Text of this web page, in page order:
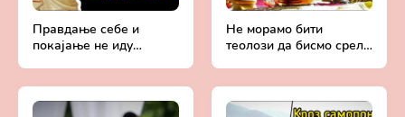
Правдање себе и
покајање не иду
Не морамо бити
теолози да бисмо срели